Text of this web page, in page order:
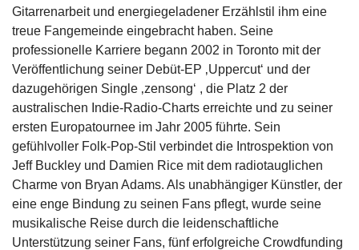
Gitarrenarbeit und energiegeladener Erzählstil ihm eine
treue Fangemeinde eingebracht haben. Seine
professionelle Karriere begann 2002 in Toronto mit der
Veröffentlichung seiner Debüt-EP ‚Uppercut‘ und der
dazugehörigen Single ‚zensong‘ , die Platz 2 der
australischen Indie-Radio-Charts erreichte und zu seiner
ersten Europatournee im Jahr 2005 führte. Sein
gefühlvoller Folk-Pop-Stil verbindet die Introspektion von
Jeff Buckley und Damien Rice mit dem radiotauglichen
Charme von Bryan Adams. Als unabhängiger Künstler, der
eine enge Bindung zu seinen Fans pflegt, wurde seine
musikalische Reise durch die leidenschaftliche
Unterstützung seiner Fans, fünf erfolgreiche Crowdfunding